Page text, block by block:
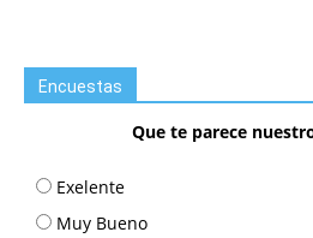
Encuestas
Que te parece
Exelente
Muy Bueno